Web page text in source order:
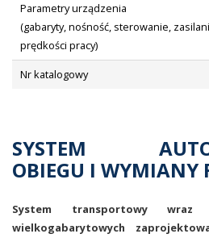
Parametry urządzenia
(gabaryty, nośność, sterowanie,
prędkości pracy)
Nr katalogowy
SYSTEM
OBIEGU I WYMIANY
System transportowy
wielkogabarytowych